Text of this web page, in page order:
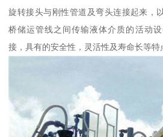
旋转接头与刚性管道及弯头连接起来，
桥储运管线之间传输液体介质的活动
接，具有的安全性，灵活性及寿命长等特